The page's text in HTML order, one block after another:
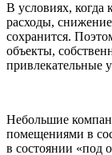
В условиях, когда
расходы,
сохранится.
объекты,
привлекательные
Небольшие
помещениями в
в состоянии «под